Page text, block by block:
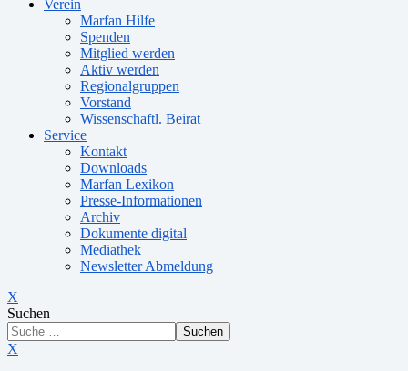
Verein
Marfan Hilfe
Spenden
Mitglied werden
Aktiv werden
Regionalgruppen
Vorstand
Wissenschaftl. Beirat
Service
Kontakt
Downloads
Marfan Lexikon
Presse-Informationen
Archiv
Dokumente digital
Mediathek
Newsletter Abmeldung
X
Suchen
Suchen
X